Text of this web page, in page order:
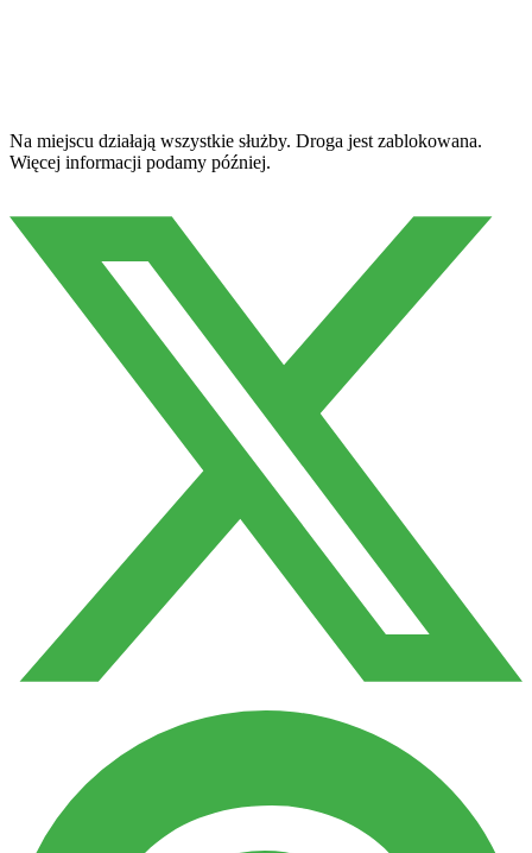
Na miejscu działają wszystkie służby. Droga jest zablokowana.
Więcej informacji podamy później.